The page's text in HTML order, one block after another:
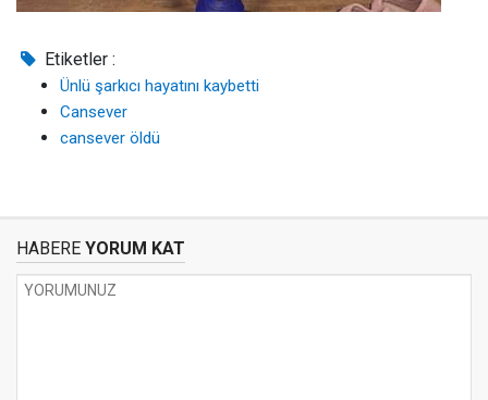
Etiketler :
Ünlü şarkıcı hayatını kaybetti
Cansever
cansever öldü
HABERE YORUM KAT